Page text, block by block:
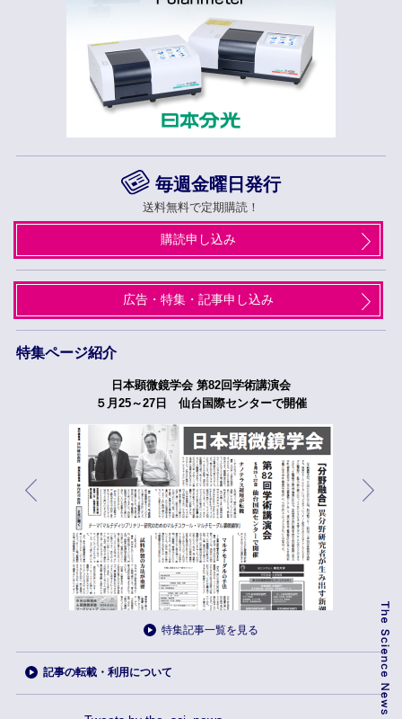
毎週金曜日発行
送料無料で定期購読！
購読申し込み
広告・特集・記事申し込み
特集ページ紹介
日本顕微鏡学会 第82回学術講演会
５月25～27日 仙台国際センターで開催
特集記事一覧を見る
記事の転載・利用について